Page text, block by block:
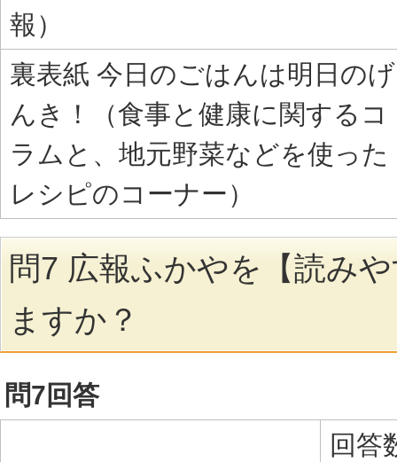
報）
裏表紙 今日のごはんは明日のげ
んき！（食事と健康に関するコ
ラムと、地元野菜などを使った
レシピのコーナー）
問7 広報ふかやを【読み
ますか？
問7回答
回答